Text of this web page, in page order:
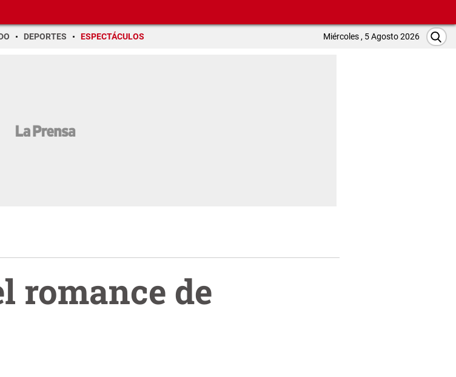
DEPORTES ESPECTÁCULOS Miércoles , 5 Agosto 2026
romance de